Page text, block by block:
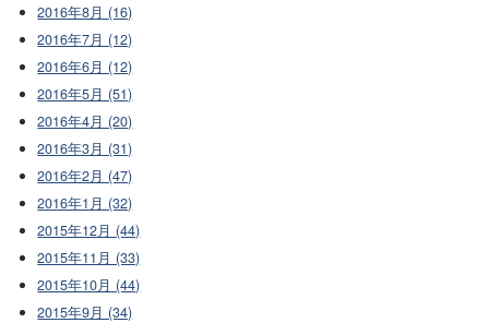
2016年8月 (16)
2016年7月 (12)
2016年6月 (12)
2016年5月 (51)
2016年4月 (20)
2016年3月 (31)
2016年2月 (47)
2016年1月 (32)
2015年12月 (44)
2015年11月 (33)
2015年10月 (44)
2015年9月 (34)